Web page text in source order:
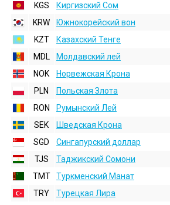
KGS
Киргизский Сом
KRW
Южнокорейский вон
KZT
Казахский Тенге
MDL
Молдавский лей
NOK
Норвежская Крона
PLN
Польская Злота
RON
Румынский Лей
SEK
Шведская Крона
SGD
Сингапурский доллар
TJS
Таджикский Сомони
TMT
Туркменский Манат
TRY
Турецкая Лира